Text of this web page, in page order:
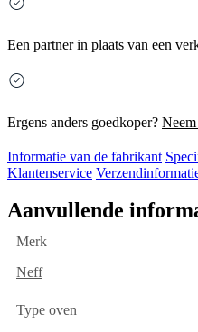
Een partner in plaats van een
Ergens anders goedkoper?
Informatie van de fabrikant
Klantenservice
Aanvullende
Merk
Neff
Type oven